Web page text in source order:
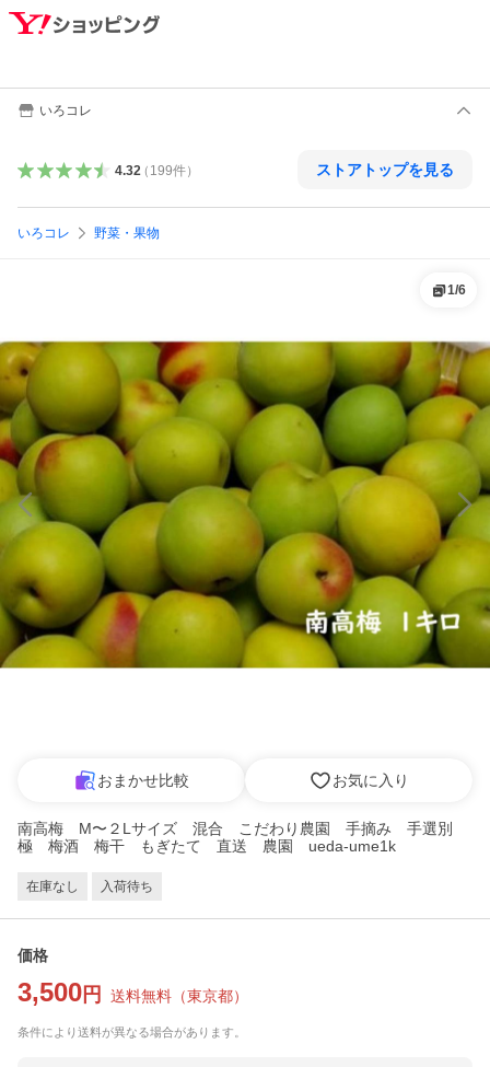
いろコレ
4.32（ 199件） ストアトップを見る
いろコレ 野菜・果物
1/6
おまかせ比較 お気に入り
南高梅 М〜２Lサイズ 混合 こだわり農園 手摘み 手選別
極 梅酒 梅干 もぎたて 直送 農園 ueda-ume1k
在庫なし 入荷待ち
価格
3,500 円 送料無料 （東京都）
条件により送料が異なる場合があります。